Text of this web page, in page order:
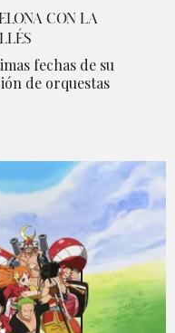
CON LA
fechas de su
de orquestas